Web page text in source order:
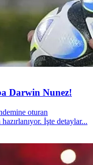
Darwin Nunez!
oturan
İşte detaylar...